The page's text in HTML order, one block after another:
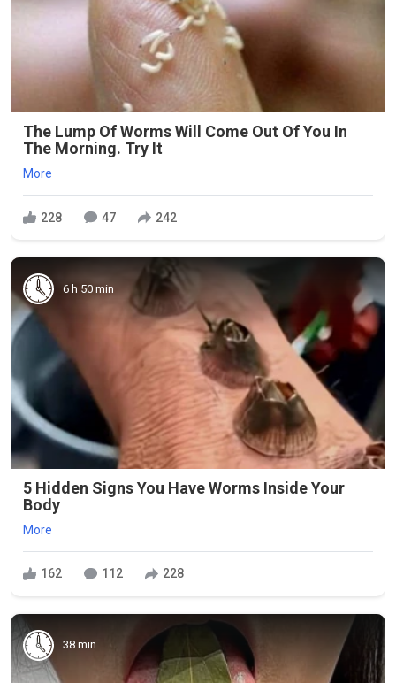
The Lump Of Worms Will Come Out Of You In
The Morning. Try It
More
228 47 242
6 h 50 min
5 Hidden Signs You Have Worms Inside Your
Body
More
162 112 228
38 min